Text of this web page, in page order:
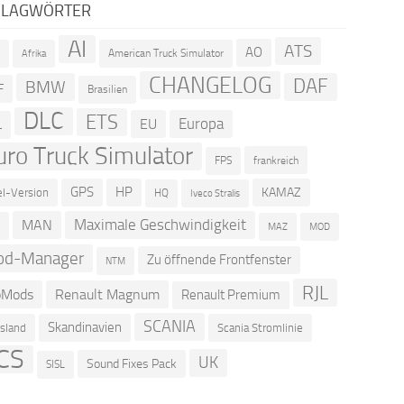
Afrika AI American Truck Simulator AO ATS
BMW Brasilien CHANGELOG DAF
DLC ETS EU Europa
Truck Simulator FPS frankreich
Version GPS HP HQ Iveco Stralis KAMAZ
MAN Maximale Geschwindigkeit MAZ MOD
Manager NTM Zu öffnende Frontfenster
Renault Magnum Renault Premium RJL
Skandinavien SCANIA Scania Stromlinie
SISL Sound Fixes Pack UK